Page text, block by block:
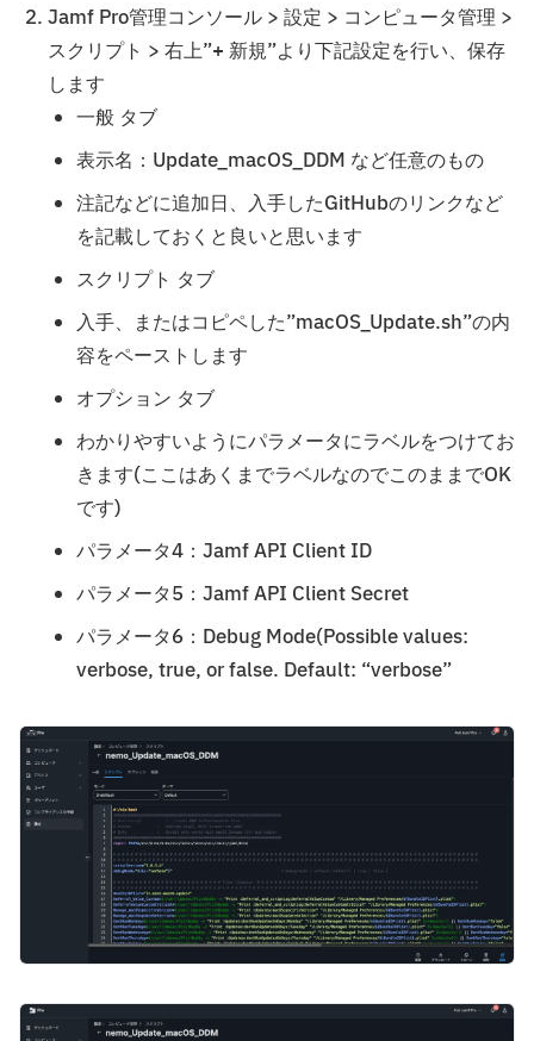
Jamf Pro管理コンソール > 設定 > コンピュータ管理 >
スクリプト > 右上”+ 新規”より下記設定を行い、保存
します
一般 タブ
表示名：Update_macOS_DDM など任意のもの
注記などに追加日、入手したGitHubのリンクなど
を記載しておくと良いと思います
スクリプト タブ
入手、またはコピペした”macOS_Update.sh”の内
容をペーストします
オプション タブ
わかりやすいようにパラメータにラベルをつけてお
きます(ここはあくまでラベルなのでこのままでOK
です)
パラメータ4：Jamf API Client ID
パラメータ5：Jamf API Client Secret
パラメータ6：Debug Mode(Possible values:
verbose, true, or false. Default: “verbose”